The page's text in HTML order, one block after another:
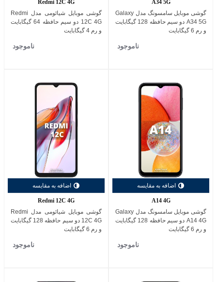
A34 5G
گوشی موبایل سامسونگ مدل Galaxy
A34 5G دو سیم حافظه 128 گیگابایت
و رم 6 گیگابایت
ناموجود
Redmi 12C 4G
گوشی موبایل شیائومی مدل Redmi
12C 4G دو سیم حافظه 64 گیگابایت
و رم 4 گیگابایت
ناموجود
اضافه به مقایسه
A14 4G
گوشی موبایل سامسونگ مدل Galaxy
A14 4G دو سیم حافظه 128 گیگابایت
و رم 6 گیگابایت
ناموجود
اضافه به مقایسه
Redmi 12C 4G
گوشی موبایل شیائومی مدل Redmi
12C 4G دو سیم حافظه 128 گیگابایت
و رم 6 گیگابایت
ناموجود